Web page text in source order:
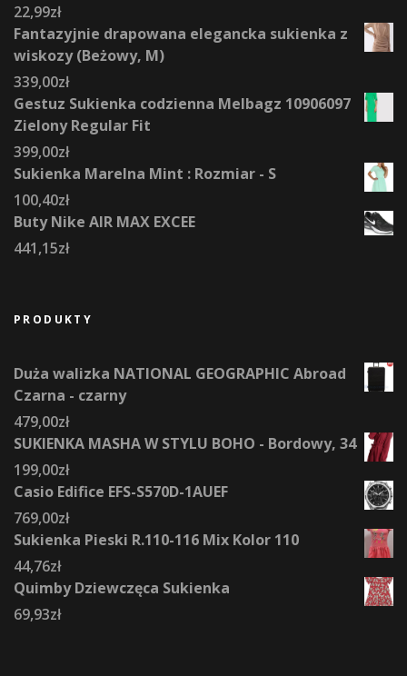
22,99zł
Fantazyjnie drapowana elegancka sukienka z
wiskozy (Beżowy, M)
339,00zł
Gestuz Sukienka codzienna Melbagz 10906097
Zielony Regular Fit
399,00zł
Sukienka Marelna Mint : Rozmiar - S
100,40zł
Buty Nike AIR MAX EXCEE
441,15zł
PRODUKTY
Duża walizka NATIONAL GEOGRAPHIC Abroad
Czarna - czarny
479,00zł
SUKIENKA MASHA W STYLU BOHO - Bordowy, 34
199,00zł
Casio Edifice EFS-S570D-1AUEF
769,00zł
Sukienka Pieski R.110-116 Mix Kolor 110
44,76zł
Quimby Dziewczęca Sukienka
69,93zł